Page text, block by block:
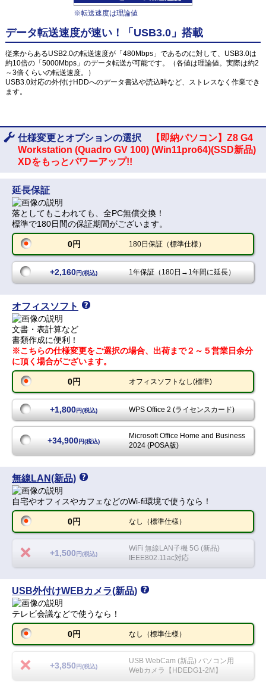
※転送速度は理論値
データ転送速度が速い！「USB3.0」搭載
従来からあるUSB2.0の転送速度が「480Mbps」であるのに対して、USB3.0は
約10倍の「5000Mbps」のデータ転送が可能です。（各値は理論値。実際は約2
～3倍くらいの転送速度。）
USB3.0対応の外付けHDDへのデータ書込や読込時など、ストレスなく作業でき
ます。
仕様変更とオプションの選択
【即納パソコン】Z8 G4
Workstation (Quadro GV 100) (Win11pro64)(SSD新品)
XDをもっとパワーアップ!!
延長保証
落としてもこわれても、全PC無償交換！
標準で180日間の保証期間がございます。
0円 180日保証（標準仕様）
+2,160円(税込) 1年保証（180日→1年間に延長）
オフィスソフト
文書・表計算など
書類作成に便利！
※こちらの仕様変更をご選択の場合、出荷まで２～５営業日余分
に頂く場合がございます。
0円 オフィスソフトなし(標準)
+1,800円(税込) WPS Office 2 (ライセンスカード)
+34,900円(税込)
Microsoft Office Home and Business
2024 (POSA版)
無線LAN(新品)
自宅やオフィスやカフェなどのWi-fi環境で使うなら！
0円 なし（標準仕様）
+1,500 円(税込)
WiFi 無線LAN子機 5G (新品)
IEEE802.11ac対応
USB外付けWEBカメラ(新品)
テレビ会議などで使うなら！
0円 なし（標準仕様）
+3,850 円(税込)
USB WebCam (新品) パソコン用
Webカメラ【HDEDG1-2M】